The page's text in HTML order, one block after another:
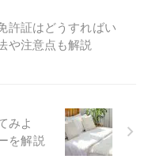
許証はどうすればい
や注意点も解説
みよ
を解説